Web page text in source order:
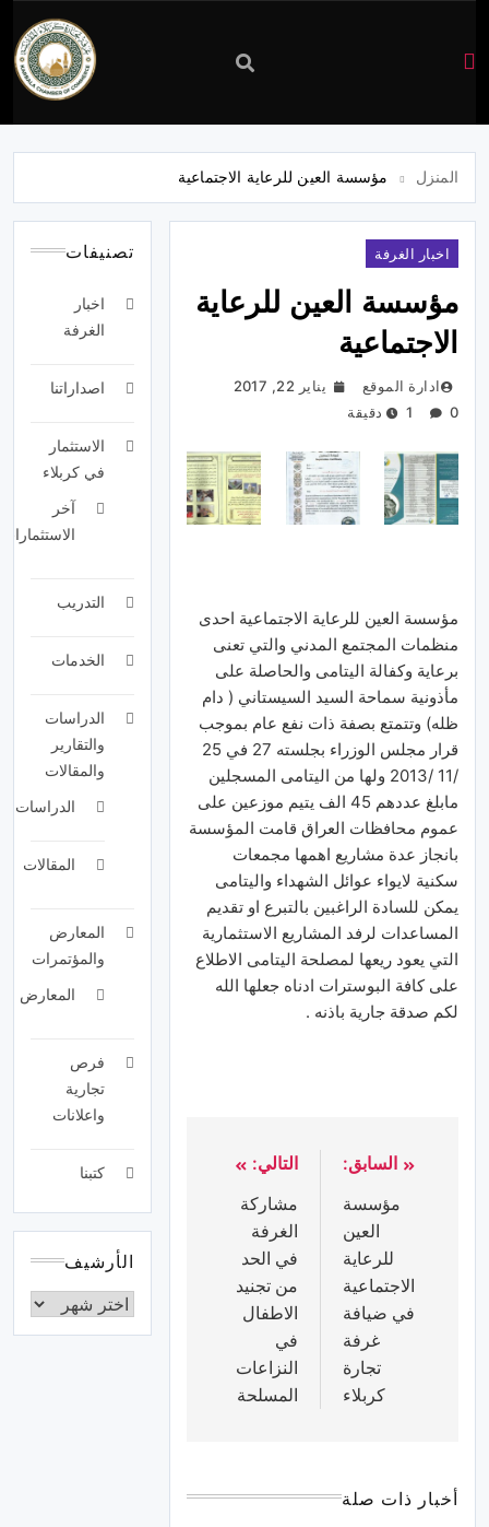
غرفة
كربلاء
المنزل مؤسسة العين للرعاية الاجتماعية
اخبار الغرفة
مؤسسة العين للرعاية
الاجتماعية
ادارة الموقع
يناير 22, 2017
0
1 دقيقة
مؤسسة العين للرعاية الاجتماعية احدى
منظمات المجتمع المدني والتي تعنى
برعاية وكفالة اليتامى والحاصلة على
مأذونية سماحة السيد السيستاني ( دام
ظله) وتتمتع بصفة ذات نفع عام بموجب
قرار مجلس الوزراء بجلسته 27 في 25
/11 /2013 ولها من اليتامى المسجلين
مابلغ عددهم 45 الف يتيم موزعين على
عموم محافظات العراق قامت المؤسسة
بانجاز عدة مشاريع اهمها مجمعات
سكنية لايواء عوائل الشهداء واليتامى
يمكن للسادة الراغبين بالتبرع او تقديم
المساعدات لرفد المشاريع الاستثمارية
التي يعود ريعها لمصلحة اليتامى الاطلاع
على كافة البوسترات ادناه جعلها الله
لكم صدقة جارية باذنه .
السابق:
مؤسسة
العين
للرعاية
الاجتماعية
في ضيافة
غرفة
تجارة
كربلاء
التالي:
مشاركة
الغرفة
في الحد
من تجنيد
الاطفال
في
النزاعات
المسلحة
أخبار ذات صلة
تصنيفات
اخبار
الغرفة
اصداراتنا
الاستثمار
في كربلاء
آخر
الاستثمارات
التدريب
الخدمات
الدراسات
والتقارير
والمقالات
الدراسات
المقالات
المعارض
والمؤتمرات
المعارض
فرص
تجارية
واعلانات
كتبنا
الأرشيف